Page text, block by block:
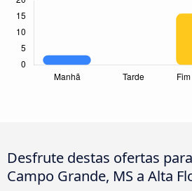
Desfrute destas ofertas
Campo Grande, MS a Alta